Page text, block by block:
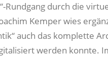
Rundgang durch die
Kemper wies
auch das komplette
werden konnte.